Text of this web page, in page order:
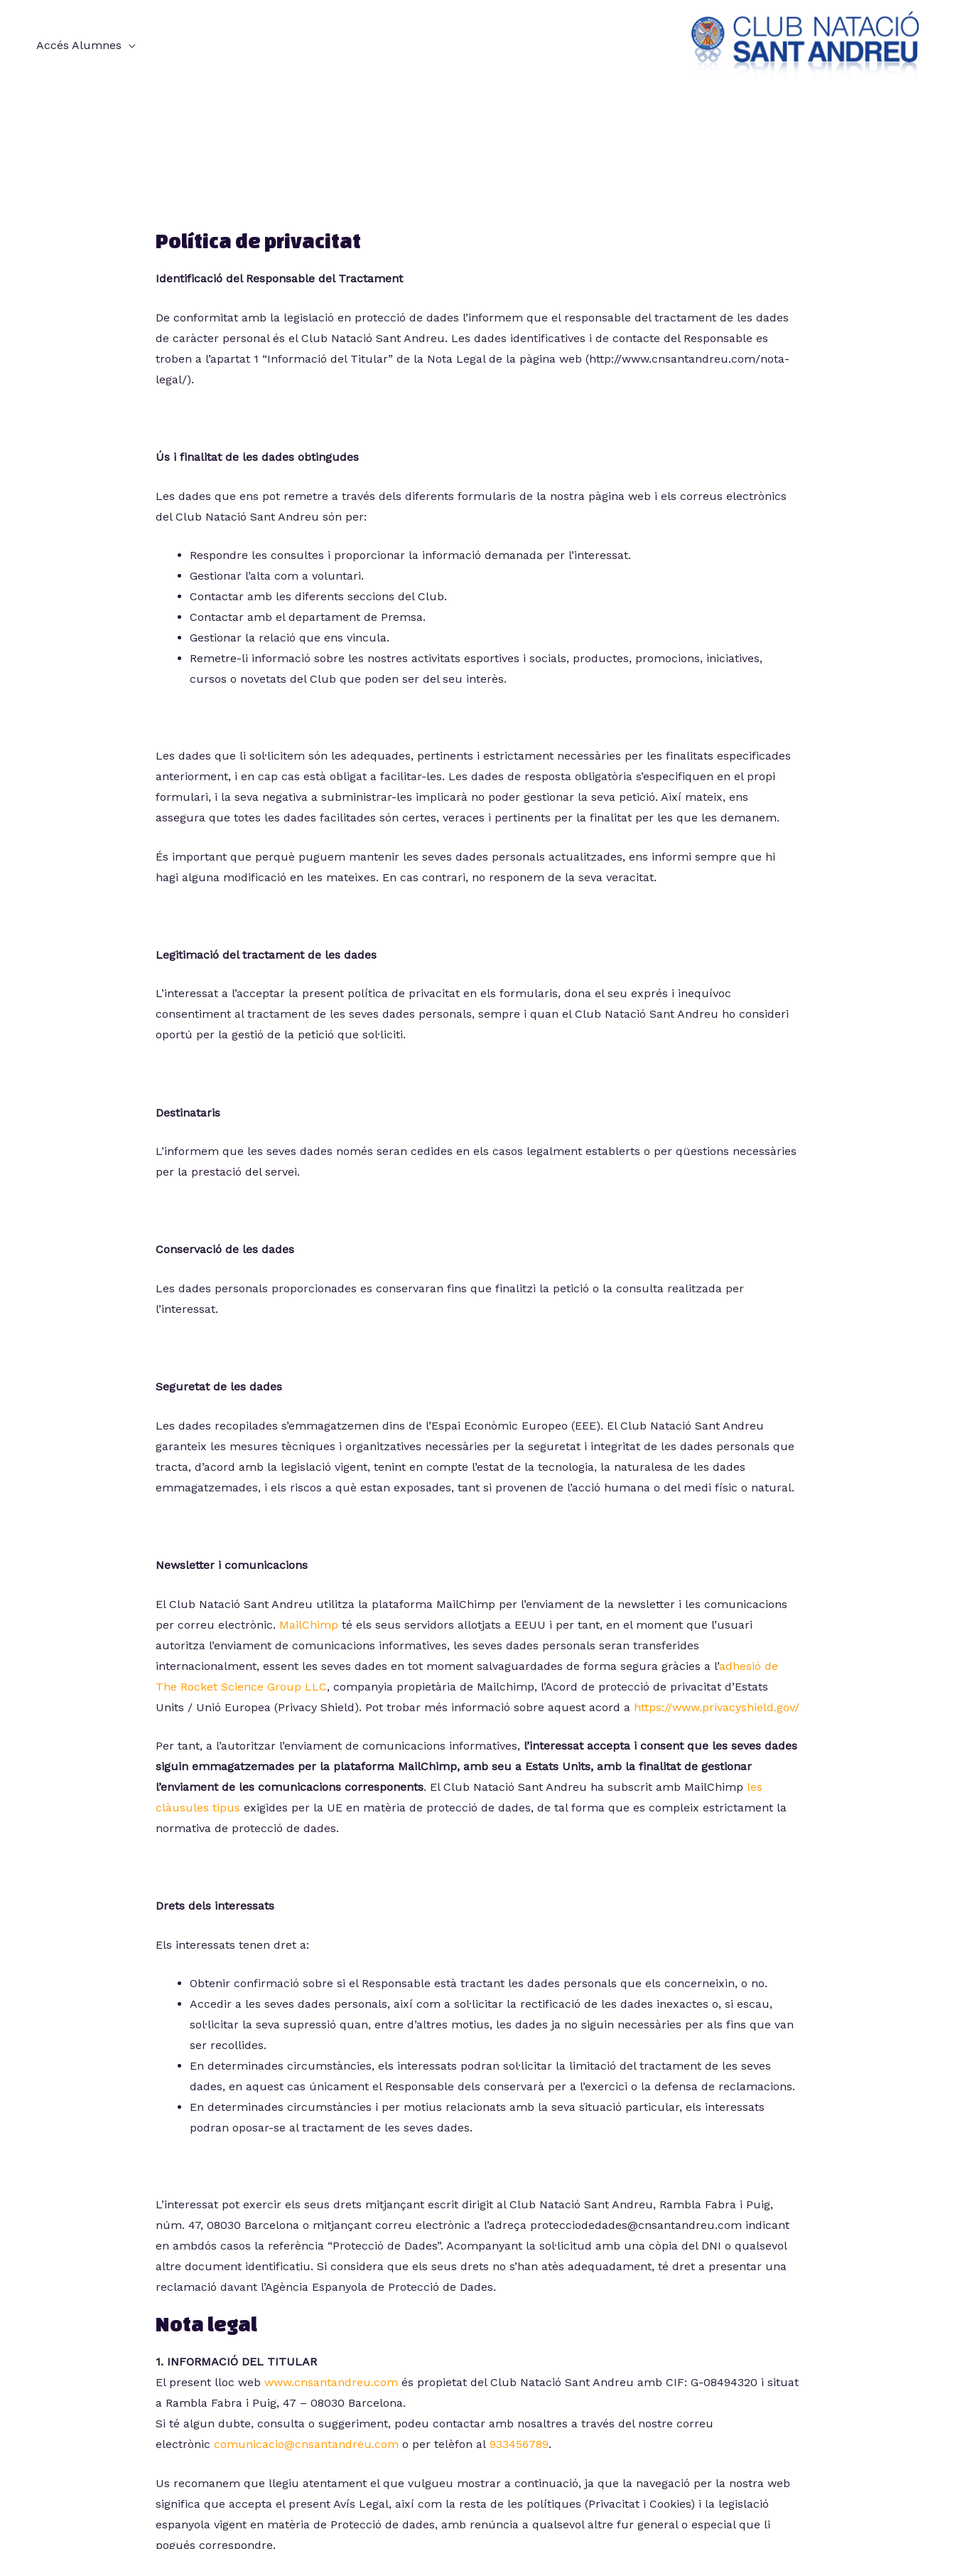
Accés Alumnes
Política de privacitat
Identificació del Responsable del Tractament
De conformitat amb la legislació en protecció de dades l’informem que el responsable del tractament de les dades
de caràcter personal és el Club Natació Sant Andreu. Les dades identificatives i de contacte del Responsable es
troben a l’apartat 1 “Informació del Titular” de la Nota Legal de la pàgina web (http://www.cnsantandreu.com/nota-
legal/).
Ús i finalitat de les dades obtingudes
Les dades que ens pot remetre a través dels diferents formularis de la nostra pàgina web i els correus electrònics
del Club Natació Sant Andreu són per:
Respondre les consultes i proporcionar la informació demanada per l’interessat.
Gestionar l’alta com a voluntari.
Contactar amb les diferents seccions del Club.
Contactar amb el departament de Premsa.
Gestionar la relació que ens vincula.
Remetre-li informació sobre les nostres activitats esportives i socials, productes, promocions, iniciatives,
cursos o novetats del Club que poden ser del seu interès.
Les dades que li sol·licitem són les adequades, pertinents i estrictament necessàries per les finalitats especificades
anteriorment, i en cap cas està obligat a facilitar-les. Les dades de resposta obligatòria s’especifiquen en el propi
formulari, i la seva negativa a subministrar-les implicarà no poder gestionar la seva petició. Així mateix, ens
assegura que totes les dades facilitades són certes, veraces i pertinents per la finalitat per les que les demanem.
És important que perquè puguem mantenir les seves dades personals actualitzades, ens informi sempre que hi
hagi alguna modificació en les mateixes. En cas contrari, no responem de la seva veracitat.
Legitimació del tractament de les dades
L’interessat a l’acceptar la present política de privacitat en els formularis, dona el seu exprés i inequívoc
consentiment al tractament de les seves dades personals, sempre i quan el Club Natació Sant Andreu ho consideri
oportú per la gestió de la petició que sol·liciti.
Destinataris
L’informem que les seves dades només seran cedides en els casos legalment establerts o per qüestions necessàries
per la prestació del servei.
Conservació de les dades
Les dades personals proporcionades es conservaran fins que finalitzi la petició o la consulta realitzada per
l’interessat.
Seguretat de les dades
Les dades recopilades s’emmagatzemen dins de l’Espai Econòmic Europeo (EEE). El Club Natació Sant Andreu
garanteix les mesures tècniques i organitzatives necessàries per la seguretat i integritat de les dades personals que
tracta, d’acord amb la legislació vigent, tenint en compte l’estat de la tecnologia, la naturalesa de les dades
emmagatzemades, i els riscos a què estan exposades, tant si provenen de l’acció humana o del medi físic o natural.
Newsletter i comunicacions
El Club Natació Sant Andreu utilitza la plataforma MailChimp per l’enviament de la newsletter i les comunicacions
per correu electrònic. MailChimp té els seus servidors allotjats a EEUU i per tant, en el moment que l’usuari
autoritza l’enviament de comunicacions informatives, les seves dades personals seran transferides
internacionalment, essent les seves dades en tot moment salvaguardades de forma segura gràcies a l’adhesió de
The Rocket Science Group LLC, companyia propietària de Mailchimp, l’Acord de protecció de privacitat d’Estats
Units / Unió Europea (Privacy Shield). Pot trobar més informació sobre aquest acord a https://www.privacyshield.gov/
Per tant, a l’autoritzar l’enviament de comunicacions informatives, l’interessat accepta i consent que les seves dades
siguin emmagatzemades per la plataforma MailChimp, amb seu a Estats Units, amb la finalitat de gestionar
l’enviament de les comunicacions corresponents. El Club Natació Sant Andreu ha subscrit amb MailChimp les
clàusules tipus exigides per la UE en matèria de protecció de dades, de tal forma que es compleix estrictament la
normativa de protecció de dades.
Drets dels interessats
Els interessats tenen dret a:
Obtenir confirmació sobre si el Responsable està tractant les dades personals que els concerneixin, o no.
Accedir a les seves dades personals, així com a sol·licitar la rectificació de les dades inexactes o, si escau,
sol·licitar la seva supressió quan, entre d’altres motius, les dades ja no siguin necessàries per als fins que van
ser recollides.
En determinades circumstàncies, els interessats podran sol·licitar la limitació del tractament de les seves
dades, en aquest cas únicament el Responsable dels conservarà per a l’exercici o la defensa de reclamacions.
En determinades circumstàncies i per motius relacionats amb la seva situació particular, els interessats
podran oposar-se al tractament de les seves dades.
L’interessat pot exercir els seus drets mitjançant escrit dirigit al Club Natació Sant Andreu, Rambla Fabra i Puig,
núm. 47, 08030 Barcelona o mitjançant correu electrònic a l’adreça protecciodedades@cnsantandreu.com indicant
en ambdós casos la referència “Protecció de Dades”. Acompanyant la sol·licitud amb una còpia del DNI o qualsevol
altre document identificatiu. Si considera que els seus drets no s’han atès adequadament, té dret a presentar una
reclamació davant l’Agència Espanyola de Protecció de Dades.
Nota legal
1. INFORMACIÓ DEL TITULAR
El present lloc web www.cnsantandreu.com és propietat del Club Natació Sant Andreu amb CIF: G-08494320 i situat
a Rambla Fabra i Puig, 47 – 08030 Barcelona.
Si té algun dubte, consulta o suggeriment, podeu contactar amb nosaltres a través del nostre correu
electrònic comunicacio@cnsantandreu.com o per telèfon al 933456789.
Us recomanem que llegiu atentament el que vulgueu mostrar a continuació, ja que la navegació per la nostra web
significa que accepta el present Avís Legal, així com la resta de les polítiques (Privacitat i Cookies) i la legislació
espanyola vigent en matèria de Protecció de dades, amb renúncia a qualsevol altre fur general o especial que li
pogués correspondre.